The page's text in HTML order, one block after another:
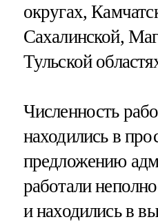
округах,
Сахалинской,
Тульской
Численность
находились в
предложению
работали
и находились в